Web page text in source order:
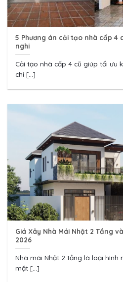
5 Phương án cải tạo nhà cấp 4
nghi
Cải tạo nhà cấp 4 cũ giúp tối ưu
chi [...]
Giá Xây Nhà Mái Nhật 2 Tầng
2026
Nhà mái Nhật 2 tầng là loại
mặt [...]